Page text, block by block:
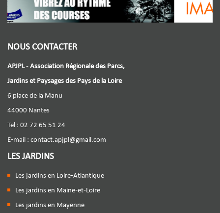
NOUS CONTACTER
APJPL - Association Régionale des Parcs,
Jardins et Paysages des Pays de la Loire
6 place de la Manu
44000 Nantes
Tel : 02 72 65 51 24
E-mail : contact.apjpl@gmail.com
LES JARDINS
Les jardins en Loire-Atlantique
Les jardins en Maine-et-Loire
Les jardins en Mayenne